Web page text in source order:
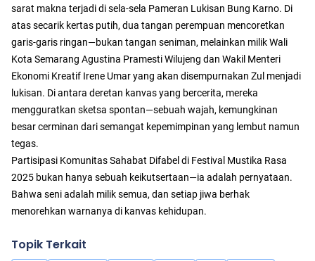
sarat makna terjadi di sela-sela Pameran Lukisan Bung Karno. Di
atas secarik kertas putih, dua tangan perempuan mencoretkan
garis-garis ringan—bukan tangan seniman, melainkan milik Wali
Kota Semarang Agustina Pramesti Wilujeng dan Wakil Menteri
Ekonomi Kreatif Irene Umar yang akan disempurnakan Zul menjadi
lukisan. Di antara deretan kanvas yang bercerita, mereka
mengguratkan sketsa spontan—sebuah wajah, kemungkinan
besar cerminan dari semangat kepemimpinan yang lembut namun
tegas.
Partisipasi Komunitas Sahabat Difabel di Festival Mustika Rasa
2025 bukan hanya sebuah keikutsertaan—ia adalah pernyataan.
Bahwa seni adalah milik semua, dan setiap jiwa berhak
menorehkan warnanya di kanvas kehidupan.
Topik Terkait